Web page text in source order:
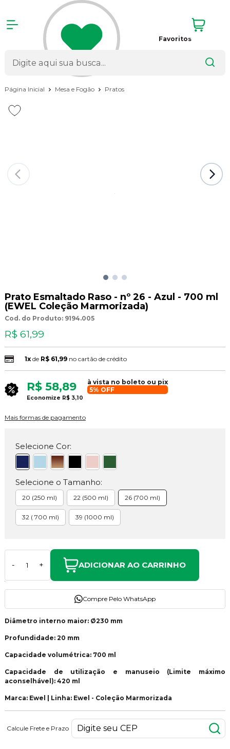
Favoritos
Página Inicial Mesa e Fogão Pratos
Prato Esmaltado Raso - nº 26 - Azul - 700 ml
(EWEL Coleção Marmorizada)
Cod. do Produto: 9194.005
R$ 61,99
1xde R$ 61,99 no cartão de crédito
R$ 58,89
à vista no boleto ou pix
5% OFF
Economize R$ 3,10
Mais formas de pagamento
Selecione Cor:
Selecione o Tamanho:
20 (250 ml) 22 (500 ml) 26 (700 ml)
32 ( 700 ml) 39 (1000 ml)
- + ADICIONAR AO CARRINHO
Compre Pelo WhatsApp
Diâmetro interno maior: Ø230 mm
Profundidade: 20 mm
Capacidade volumétrica: 700 ml
Capacidade de utilização e manuseio (Limite máximo
aconselhável): 420 ml
Marca: Ewel | Linha: Ewel - Coleção Marmorizada
Calcule Frete e Prazo